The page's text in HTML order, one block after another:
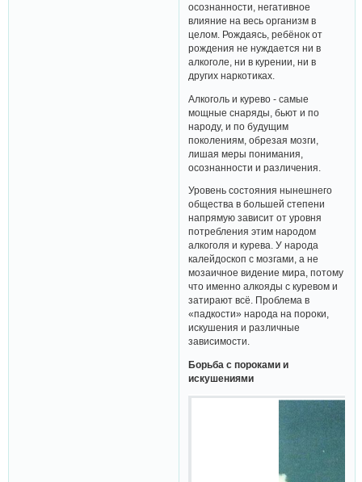
осознанности, негативное
влияние на весь организм в
целом. Рождаясь, ребёнок от
рождения не нуждается ни в
алкоголе, ни в курении, ни в
других наркотиках.
Алкоголь и курево - самые
мощные снаряды, бьют и по
народу, и по будущим
поколениям, обрезая мозги,
лишая меры понимания,
осознанности и различения.
Уровень состояния нынешнего
общества в большей степени
напрямую зависит от уровня
потребления этим народом
алкоголя и курева. У народа
калейдоскоп с мозгами, а не
мозаичное видение мира, потому
что именно алкояды с куревом и
затирают всё. Проблема в
«падкости» народа на пороки,
искушения и различные
зависимости.
Борьба с пороками и
искушениями